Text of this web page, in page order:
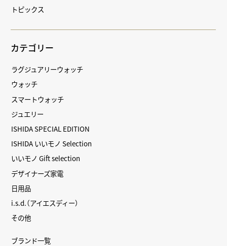
トピックス
カテゴリー
ラグジュアリーウォッチ
ウォッチ
スマートウォッチ
ジュエリー
ISHIDA SPECIAL EDITION
ISHIDA いいモノ Selection
いいモノ Gift selection
デザイナーズ家電
日用品
i.s.d.（アイエスディー）
その他
ブランド一覧